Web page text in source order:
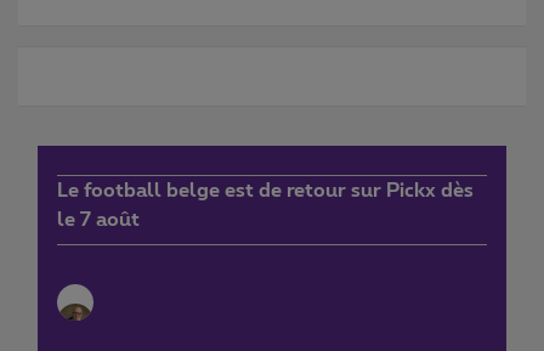
Le football belge est de retour sur Pickx dès
le 7 août